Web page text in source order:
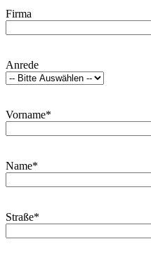
Firma
Anrede
Vorname*
Name*
Straße*